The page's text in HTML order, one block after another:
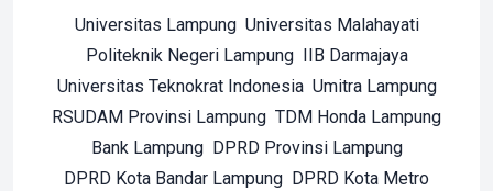
Universitas Lampung Universitas Malahayati
Politeknik Negeri Lampung
IIB Darmajaya
Universitas Teknokrat Indonesia Umitra Lampung
RSUDAM Provinsi Lampung TDM Honda Lampung
Bank Lampung
DPRD Provinsi Lampung
DPRD Kota Bandar Lampung DPRD Kota Metro